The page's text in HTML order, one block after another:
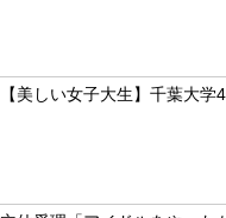
【美しい女子大生】千葉大学